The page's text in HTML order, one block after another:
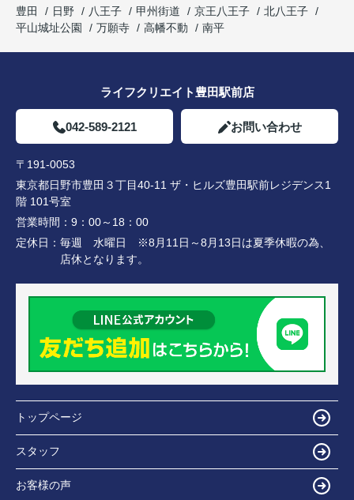
豊田
日野 八王子 甲州街道 京王八王子
北八王子
平山城址公園
万願寺 高幡不動 南平
ライフクリエイト豊田駅前店
042-589-2121 お問い合わせ
〒191-0053
東京都日野市豊田３丁目40-11 ザ・ヒルズ豊田駅前レジデンス1
階 101号室
営業時間： 9：00～18：00
定休日： 毎週 水曜日 ※8月11日～8月13日は夏季休暇の為、
店休となります。
トップページ
スタッフ
お客様の声